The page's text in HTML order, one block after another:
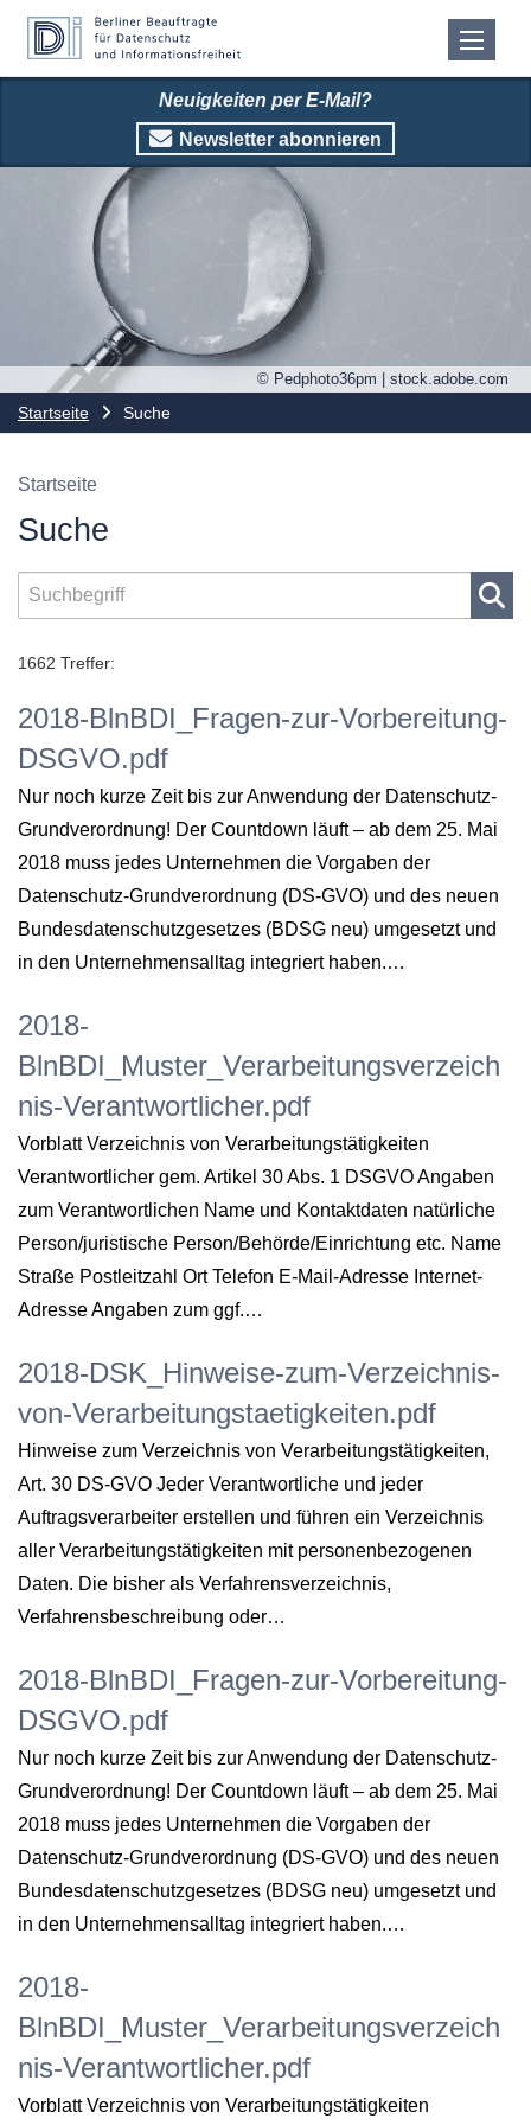
Neuigkeiten per E-Mail?
Newsletter abonnieren
© Pedphoto36pm | stock.adobe.com
Startseite Suche
Startseite
Suche
1662 Treffer:
2018-BlnBDI_Fragen-zur-Vorbereitung-
DSGVO.pdf
Nur noch kurze Zeit bis zur Anwendung der Datenschutz-
Grundverordnung! Der Countdown läuft – ab dem 25. Mai
2018 muss jedes Unternehmen die Vorgaben der
Datenschutz-Grundverordnung (DS-GVO) und des neuen
Bundesdatenschutzgesetzes (BDSG neu) umgesetzt und
in den Unternehmensalltag integriert haben.…
2018-
BlnBDI_Muster_Verarbeitungsverzeich
nis-Verantwortlicher.pdf
Vorblatt Verzeichnis von Verarbeitungstätigkeiten
Verantwortlicher gem. Artikel 30 Abs. 1 DSGVO Angaben
zum Verantwortlichen Name und Kontaktdaten natürliche
Person/juristische Person/Behörde/Einrichtung etc. Name
Straße Postleitzahl Ort Telefon E-Mail-Adresse Internet-
Adresse Angaben zum ggf.…
2018-DSK_Hinweise-zum-Verzeichnis-
von-Verarbeitungstaetigkeiten.pdf
Hinweise zum Verzeichnis von Verarbeitungstätigkeiten,
Art. 30 DS-GVO Jeder Verantwortliche und jeder
Auftragsverarbeiter erstellen und führen ein Verzeichnis
aller Verarbeitungstätigkeiten mit personenbezogenen
Daten. Die bisher als Verfahrensverzeichnis,
Verfahrensbeschreibung oder…
2018-BlnBDI_Fragen-zur-Vorbereitung-
DSGVO.pdf
Nur noch kurze Zeit bis zur Anwendung der Datenschutz-
Grundverordnung! Der Countdown läuft – ab dem 25. Mai
2018 muss jedes Unternehmen die Vorgaben der
Datenschutz-Grundverordnung (DS-GVO) und des neuen
Bundesdatenschutzgesetzes (BDSG neu) umgesetzt und
in den Unternehmensalltag integriert haben.…
2018-
BlnBDI_Muster_Verarbeitungsverzeich
nis-Verantwortlicher.pdf
Vorblatt Verzeichnis von Verarbeitungstätigkeiten